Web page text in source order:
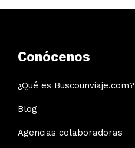
Conócenos
¿Qué es Buscounviaje.com?
Blog
Agencias colaboradoras